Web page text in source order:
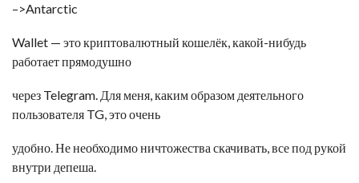
–>Antarctic
Wallet — это криптовалютный кошелёк, какой-нибудь
работает прямодушно
через Telegram. Для меня, каким образом деятельного
пользователя TG, это очень
удобно. Не необходимо ничтожества скачивать, все под рукой
внутри депеша.